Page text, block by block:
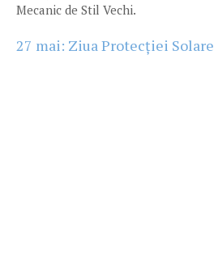
Mecanic de Stil Vechi.
27 mai: Ziua Protecției Solare